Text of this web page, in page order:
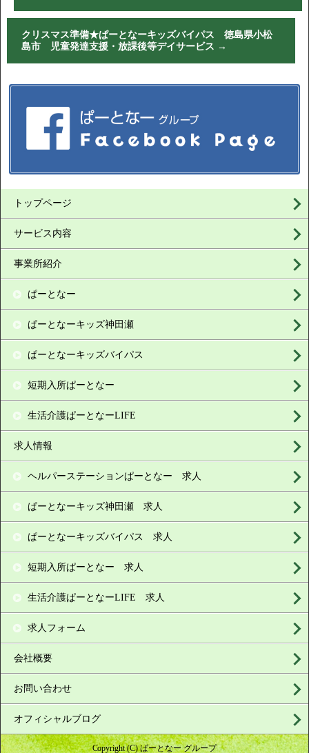
クリスマス準備★ぱーとなーキッズバイパス 徳島県小松
島市 児童発達支援・放課後等デイサービス →
トップページ
サービス内容
事業所紹介
ぱーとなー
ぱーとなーキッズ神田瀬
ぱーとなーキッズバイパス
短期入所ぱーとなー
生活介護ぱーとなーLIFE
求人情報
ヘルパーステーションぱーとなー 求人
ぱーとなーキッズ神田瀬 求人
ぱーとなーキッズバイパス 求人
短期入所ぱーとなー 求人
生活介護ぱーとなーLIFE 求人
求人フォーム
会社概要
お問い合わせ
オフィシャルブログ
Copyright (C) ぱーとなー グループ